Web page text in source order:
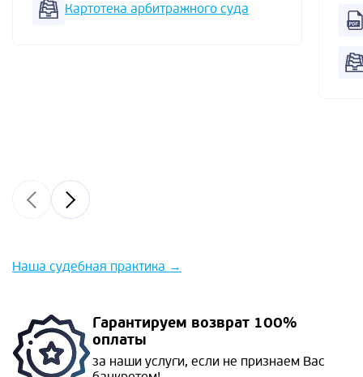
Картотека арбитражного суда
Наша судебная практика →
Гарантируем возврат 100%
оплаты
за наши услуги, если не признаем Вас